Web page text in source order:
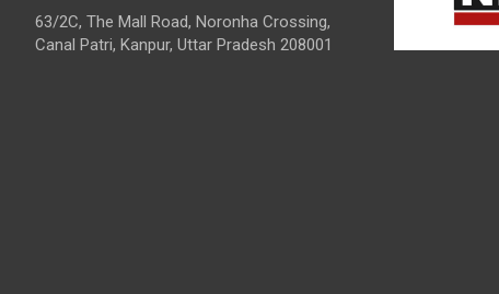
63/2C, The Mall Road, Noronha Crossing,
Canal Patri, Kanpur, Uttar Pradesh 208001